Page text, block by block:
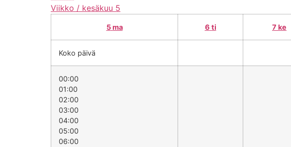
Viikko / kesäkuu 5
5 ma 6 ti 7 ke
Koko päivä
00:00
01:00
02:00
03:00
04:00
05:00
06:00